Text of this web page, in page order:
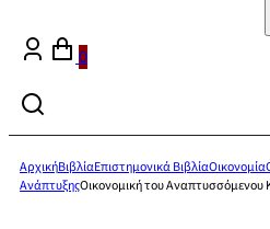
0
ΑρχικήΒιβλίαΕπιστημονικά ΒιβλίαΟικονομία
ΑνάπτυξηςΟικονομική του Αναπτυσσόμενου